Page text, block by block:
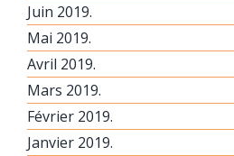
Juin 2019.
Mai 2019.
Avril 2019.
Mars 2019.
Février 2019.
Janvier 2019.